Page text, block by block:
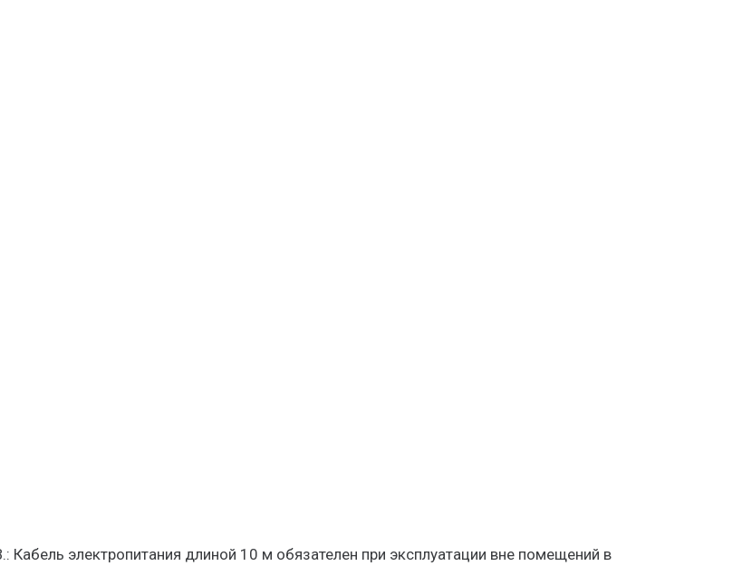
электропитания длиной 10 м обязателен при эксплуатации вне помещений в